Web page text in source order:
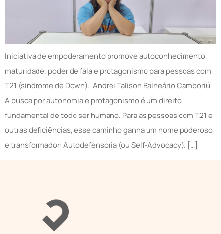
Iniciativa de empoderamento promove autoconhecimento,
maturidade, poder de fala e protagonismo para pessoas com
T21 (síndrome de Down). Andrei Talison Balneário Camboriú
A busca por autonomia e protagonismo é um direito
fundamental de todo ser humano. Para as pessoas com T21 e
outras deficiências, esse caminho ganha um nome poderoso
e transformador: Autodefensoria (ou Self-Advocacy). […]